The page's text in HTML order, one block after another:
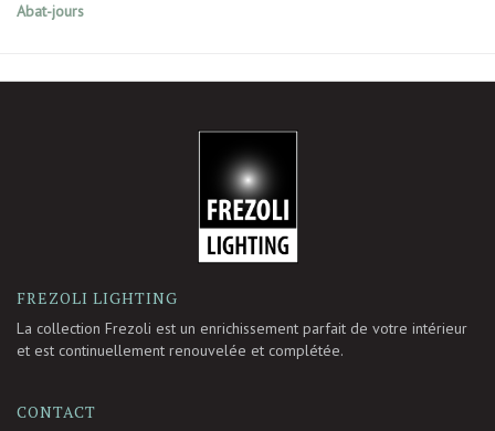
Abat-jours
FREZOLI LIGHTING
La collection Frezoli est un enrichissement parfait de votre intérieur
et est continuellement renouvelée et complétée.
CONTACT